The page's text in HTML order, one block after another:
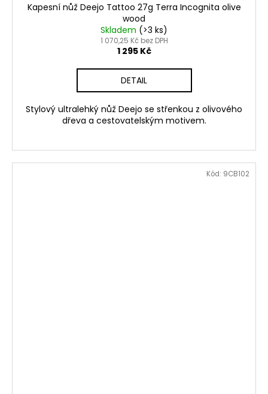
Kapesní nůž Deejo Tattoo 27g Terra Incognita olive
wood
Skladem (>3 ks)
1 070,25 Kč bez DPH
1 295 Kč
DETAIL
Stylový ultralehký nůž Deejo se střenkou z olivového
dřeva a cestovatelským motivem.
Kód: 9CB102